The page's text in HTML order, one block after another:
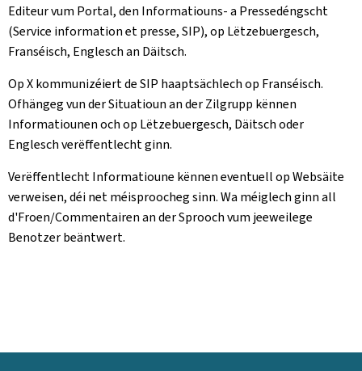
Editeur vum Portal, den Informatiouns- a Pressedéngscht
(Service information et presse, SIP), op Lëtzebuergesch,
Franséisch, Englesch an Däitsch.
Op X kommunizéiert de SIP haaptsächlech op Franséisch.
Ofhängeg vun der Situatioun an der Zilgrupp kënnen
Informatiounen och op Lëtzebuergesch, Däitsch oder
Englesch verëffentlecht ginn.
Verëffentlecht Informatioune kënnen eventuell op Websäite
verweisen, déi net méisproocheg sinn. Wa méiglech ginn all
d'Froen/Commentairen an der Sprooch vum jeeweilege
Benotzer beäntwert.